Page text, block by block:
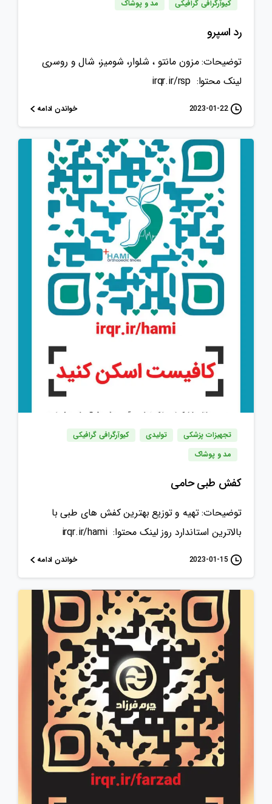
کیوآرگرافی گرافیکی مد و پوشاک
رد اسپرو
توضیحات: مزون مانتو ، شلوار، شومیز، شال و روسری
لینک محتوا: irqr.ir/rsp
2023-01-22 خواندن ادامه
تجهیزات پزشکی تولیدی
کیوآرگرافی گرافیکی
مد و پوشاک
کفش طبی حامی
توضیحات: تهیه و توزیع بهترین کفش های طبی با
بالاترین استاندارد روز لینک محتوا: irqr.ir/hami
2023-01-15 خواندن ادامه